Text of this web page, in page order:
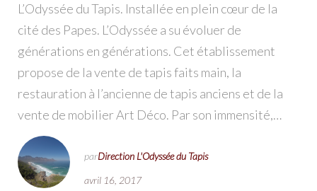
L’Odyssée du Tapis. Installée en plein cœur de la
cité des Papes. L’Odyssée a su évoluer de
générations en générations. Cet établissement
propose de la vente de tapis faits main, la
restauration à l’ancienne de tapis anciens et de la
vente de mobilier Art Déco. Par son immensité,…
parDirection L'Odyssée du Tapis
avril 16, 2017